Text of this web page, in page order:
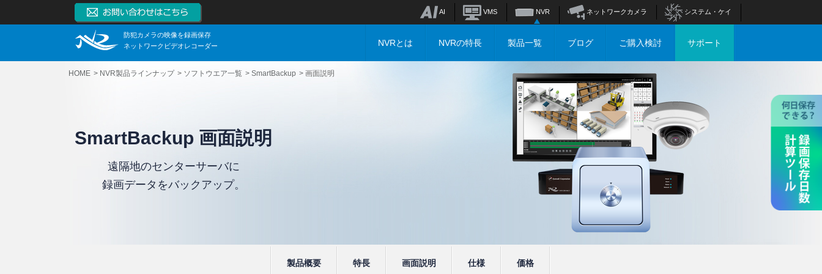
AI VMS NVR ネットワークカメラ システム・ケイ
防犯カメラの映像を録画保存
ネットワークビデオレコーダー
NVRとは NVRの特長 製品一覧 ブログ ご購入検討 サポート
HOME NVR製品ラインナップ ソフトウエア一覧 SmartBackup 画面説明
SmartBackup 画面説明
遠隔地のセンターサーバに
録画データをバックアップ。
製品概要 特長 画面説明 仕様 価格